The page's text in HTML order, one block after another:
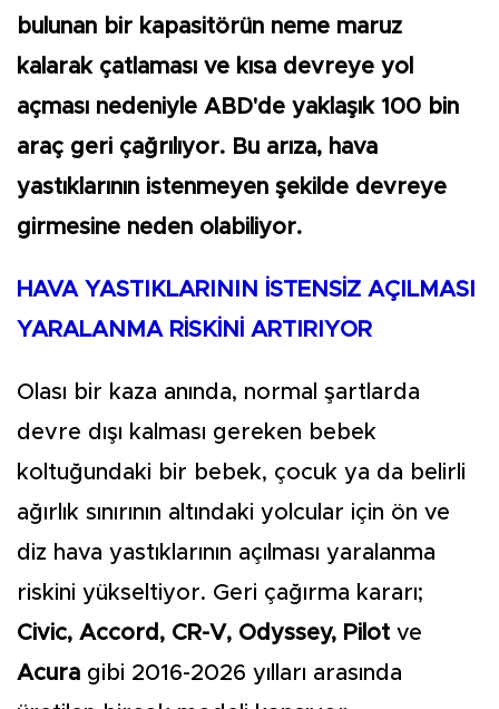
bulunan bir kapasitörün neme maruz
kalarak çatlaması ve kısa devreye yol
açması nedeniyle ABD'de yaklaşık 100 bin
araç geri çağrılıyor. Bu arıza, hava
yastıklarının istenmeyen şekilde devreye
girmesine neden olabiliyor.
HAVA YASTIKLARININ İSTENSİZ AÇILMASI
YARALANMA RİSKİNİ ARTIRIYOR
Olası bir kaza anında, normal şartlarda
devre dışı kalması gereken bebek
koltuğundaki bir bebek, çocuk ya da belirli
ağırlık sınırının altındaki yolcular için ön ve
diz hava yastıklarının açılması yaralanma
riskini yükseltiyor. Geri çağırma kararı;
Civic, Accord, CR-V, Odyssey, Pilotve
Acura gibi 2016-2026 yılları arasında